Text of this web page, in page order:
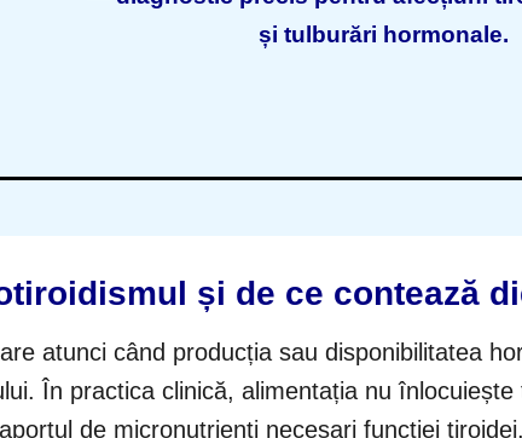
și tulburări hormonale.
și de ce contează
atunci când producția sau disponibilitatea
În practica clinică, alimentația nu
de micronutrienți necesari funcției